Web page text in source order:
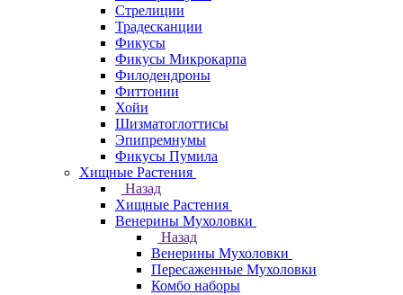
Стрелиции
Традесканции
Фикусы
Фикусы Микрокарпа
Филодендроны
Фиттонии
Хойи
Шизматоглоттисы
Эпипремнумы
Фикусы Пумила
Хищные Растения
Назад
Хищные Растения
Венерины Мухоловки
Назад
Венерины Мухоловки
Пересаженные Мухоловки
Комбо наборы